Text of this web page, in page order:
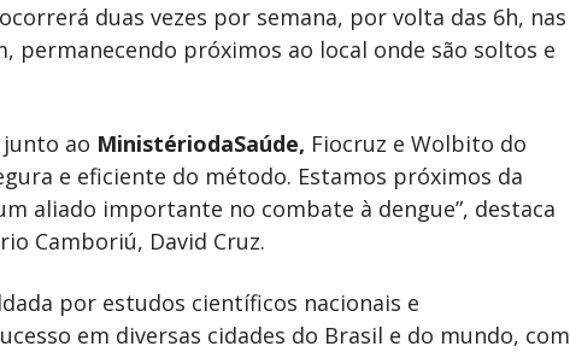
duas vezes por semana, por volta das 6h, nas
permanecendo próximos ao local onde são soltos e
ao MinistériodaSaúde, Fiocruz e Wolbito do
e eficiente do método. Estamos próximos da
aliado importante no combate à dengue”, destaca
Camboriú, David Cruz.
por estudos científicos nacionais e
em diversas cidades do Brasil e do mundo, com